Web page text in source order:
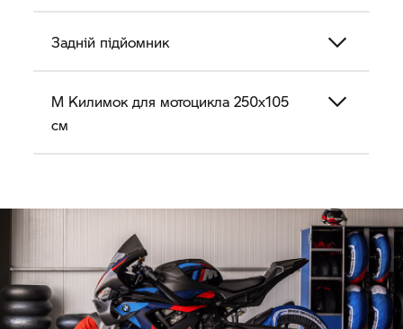
Задній підйомник
M Килимок для мотоцикла 250x105
см